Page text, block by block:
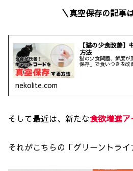
＼真空保存の記事
【猫の少食改善】
方法
猫の少食問題、鮮度が
保存」で食いつきを改
nekolite.com
そして最近は、新たな食欲増進ア
それがこちらの「グリーントライ